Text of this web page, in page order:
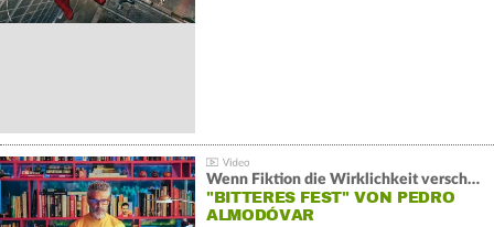
Wenn Fiktion die Wirklichkeit verschiebt:
"BITTERES FEST" VON PEDRO
ALMODÓVAR